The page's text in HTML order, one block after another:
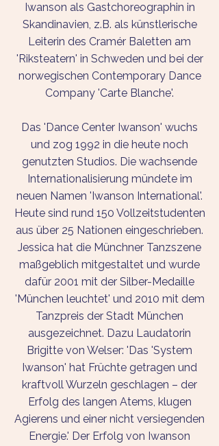
Iwanson als Gast­choreo­graphin in
Skandinavien, z.B. als künst­lerische
Leiterin des Cramér Baletten am
'Riksteatern' in Schweden und bei der
norwegischen Contemporary Dance
Company 'Carte Blanche'.
Das 'Dance Center Iwanson' wuchs
und zog 1992 in die heute noch
genutzten Studios. Die wachsende
Inter­national­isierung mündete im
neuen Namen 'Iwanson International'.
Heute sind rund 150 Voll­zeit­studenten
aus über 25 Nationen ein­ge­schrieben.
Jessica hat die Münchner Tanzszene
maßgeblich mitgestaltet und wurde
dafür 2001 mit der Silber-Medaille
'München leuchtet' und 2010 mit dem
Tanzpreis der Stadt München
ausgezeichnet. Dazu Laudatorin
Brigitte von Welser: 'Das 'System
Iwanson' hat Früchte getragen und
kraftvoll Wurzeln geschlagen – der
Erfolg des langen Atems, klugen
Agierens und einer nicht versiegenden
Energie.' Der Erfolg von Iwanson